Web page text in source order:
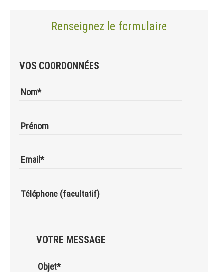
Renseignez le formulaire
VOS COORDONNÉES
Nom*
Prénom
Email*
Téléphone (facultatif)
VOTRE MESSAGE
Objet*